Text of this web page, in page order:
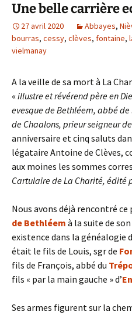
Une belle carrière
27 avril 2020 Abbayes,
bourras, cessy, clèves, fontaine,
vielmanay
A la veille de sa mort à La
« illustre et révérend père en
evesque de Bethléem, abbé de
de Chaalons, prieur seigneur
anniversaire et cinq saluts
légataire Antoine de Clèves,
aux moines les sommes
Cartulaire de La Charité, édité
Nous avons déjà rencontré
de Bethléem à la suite de
existence dans la généalogie
était le fils de Louis, sgr de
fils de François, abbé du
fils « par la main gauche » d’
Ses armes figurent sur la